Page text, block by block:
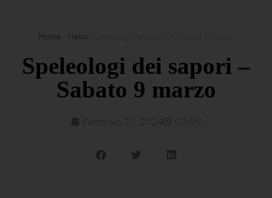
Home News
Speleologi dei sapori –
Sabato 9 marzo
Febbraio 27, 2024 03:09